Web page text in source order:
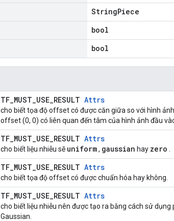
StringPiece
bool
bool
TF_MUST_USE_RESULT Attrs
cho biết tọa độ offset có được căn giữa so với hình
offset (0, 0) có liên quan đến tâm của hình ảnh đầu
TF_MUST_USE_RESULT Attrs
cho biết liệu nhiễu sẽ uniform, gaussian hay zero
TF_MUST_USE_RESULT Attrs
cho biết tọa độ offset có được chuẩn hóa hay không.
TF_MUST_USE_RESULT Attrs
cho biết liệu nhiễu nên được tạo ra bằng cách sử
Gaussian.